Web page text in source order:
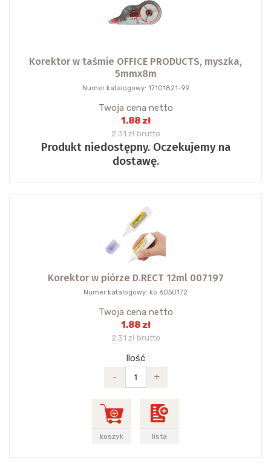
Korektor w taśmie OFFICE PRODUCTS, myszka,
5mmx8m
Numer katalogowy: 17101821-99
Twoja cena netto
1.88 zł
2.31 zł brutto
Produkt niedostępny. Oczekujemy na
dostawę.
Korektor w piórze D.RECT 12ml 007197
Numer katalogowy: ko 6050172
Twoja cena netto
1.88 zł
2.31 zł brutto
Ilość
-
+
koszyk lista